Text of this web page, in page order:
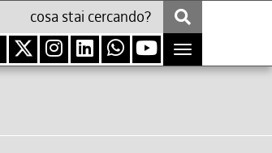
Toggle
navigation